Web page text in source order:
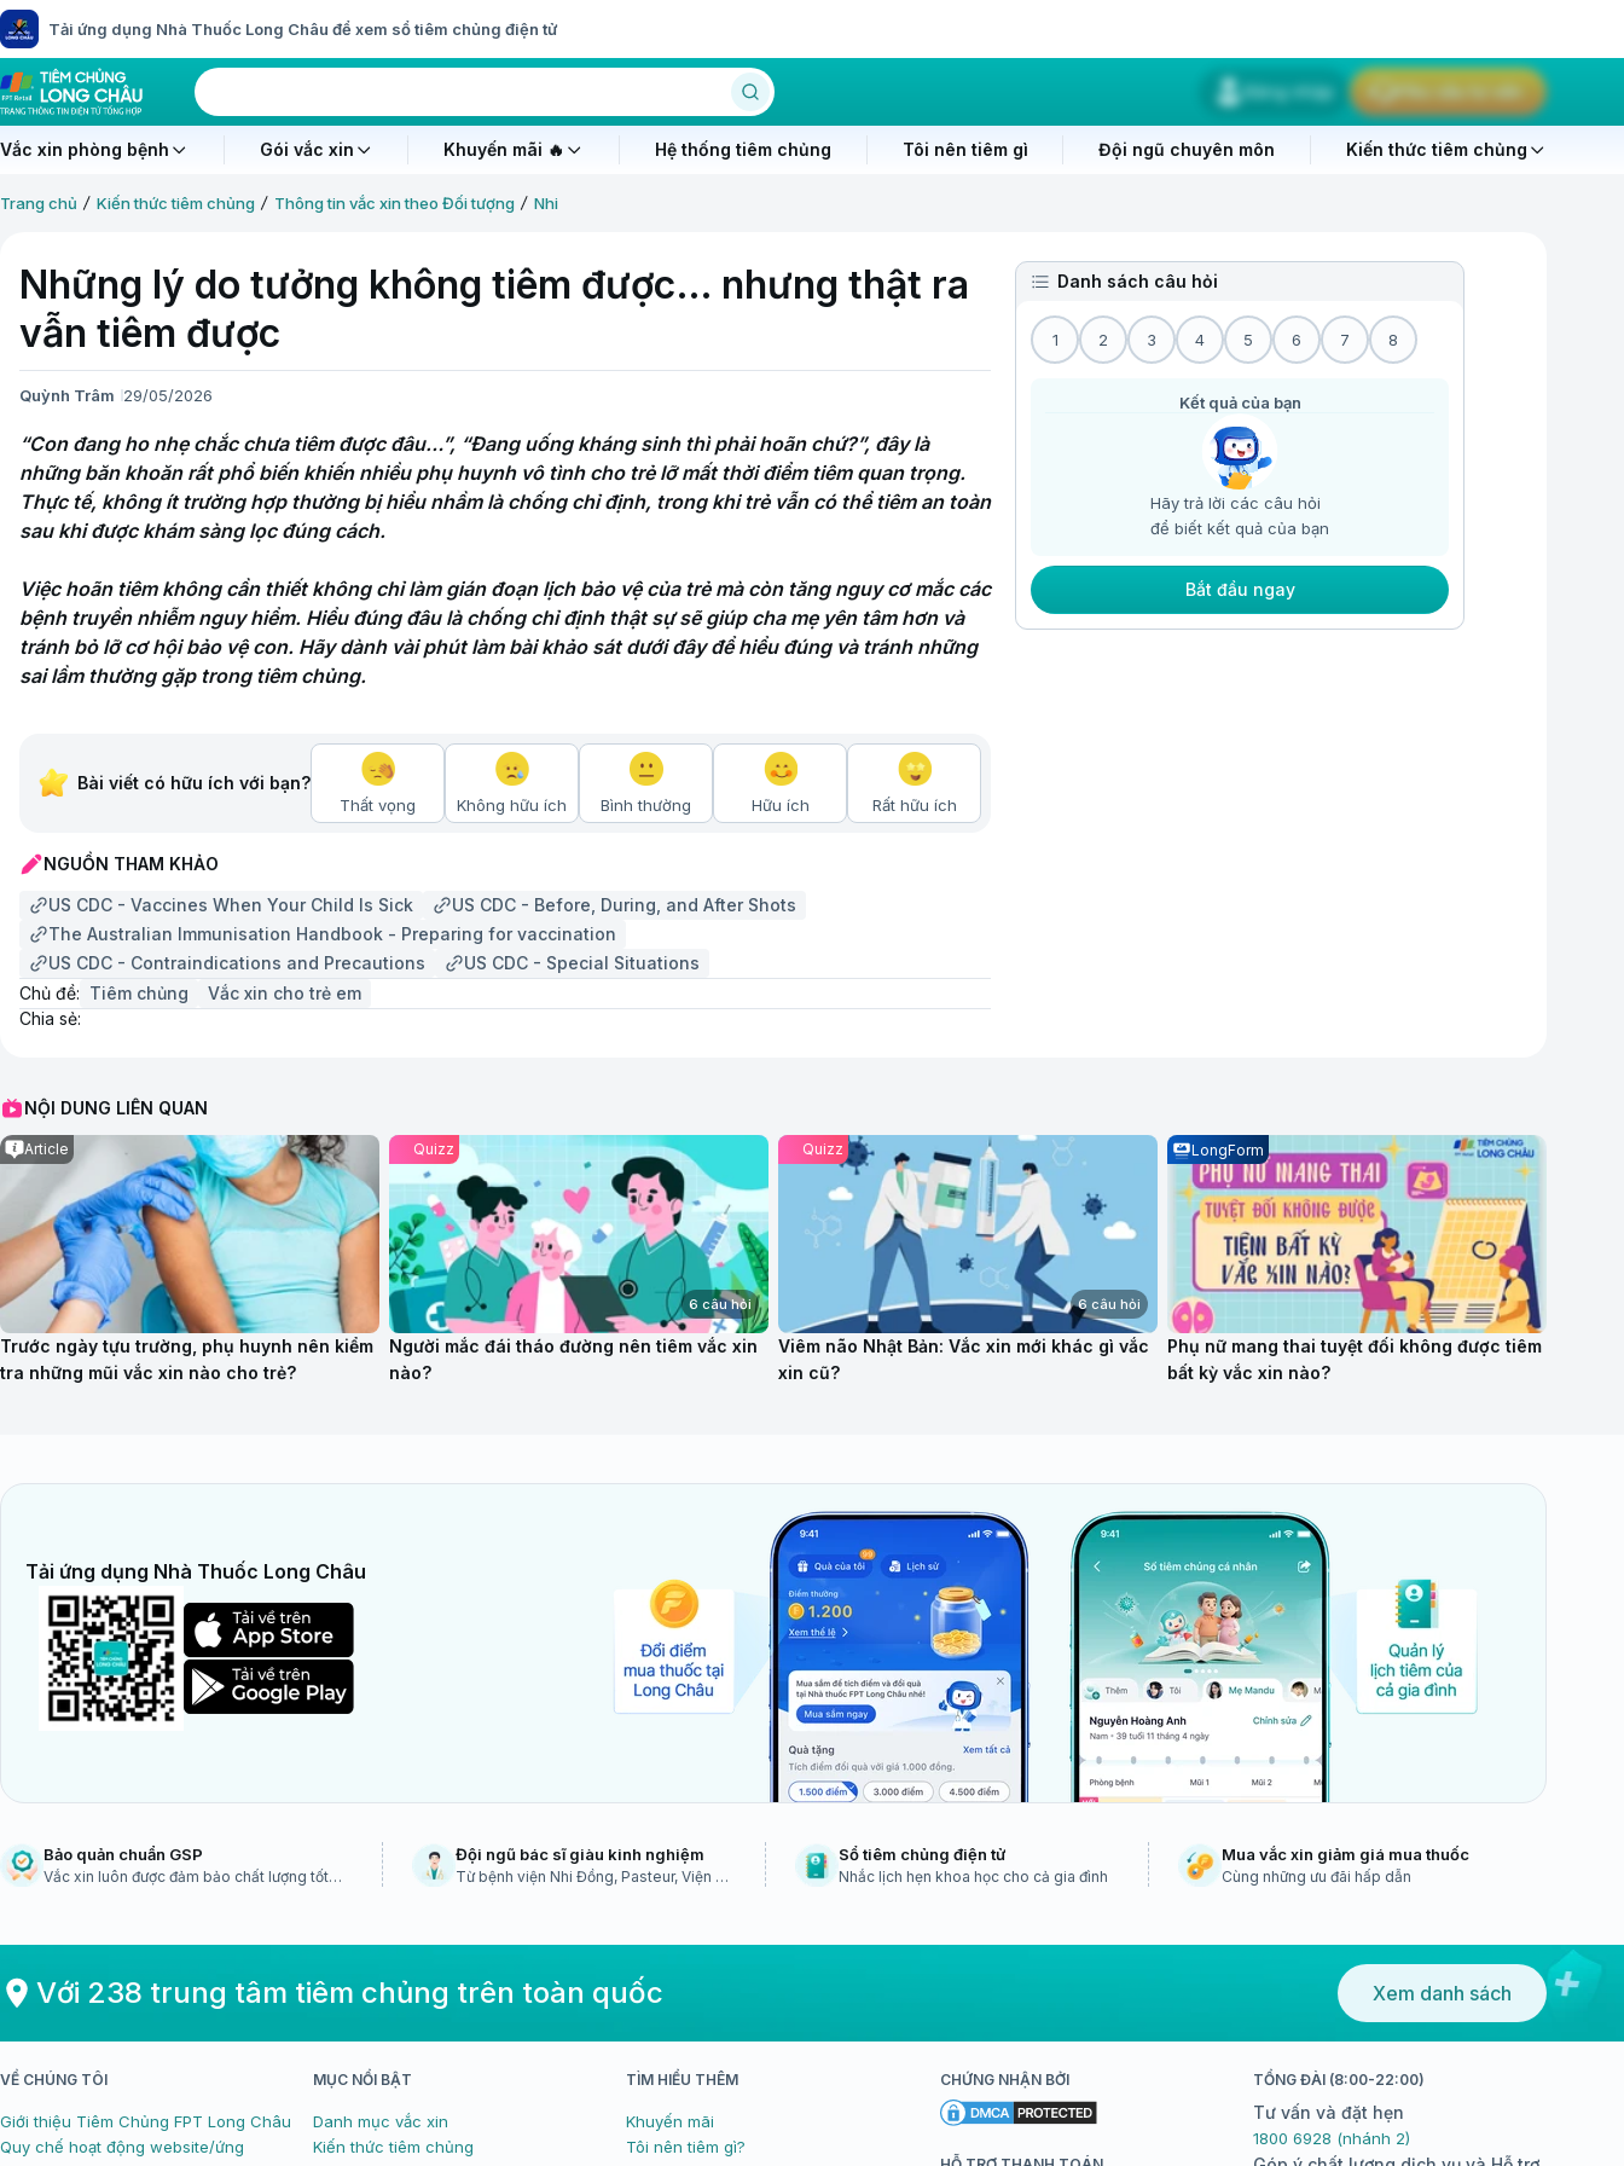
Tải ứng dụng Nhà Thuốc Long Châu để xem sổ tiêm chủng điện tử
Đăng nhập Yêu cầu tư vấn
Vắc xin phòng bệnh Gói vắc xin Khuyến mãi 🔥 Hệ thống tiêm chủng Tôi nên tiêm gì Đội ngũ chuyên môn Kiến thức tiêm chủng
Trang chủ Kiến thức tiêm chủng Thông tin vắc xin theo Đối tượng Nhi
Những lý do tưởng không tiêm được… nhưng thật ra
vẫn tiêm được
Quỳnh Trâm 29/05/2026
“Con đang ho nhẹ chắc chưa tiêm được đâu…”, “Đang uống kháng sinh thì phải hoãn chứ?”, đây là
những băn khoăn rất phổ biến khiến nhiều phụ huynh vô tình cho trẻ lỡ mất thời điểm tiêm quan trọng.
Thực tế, không ít trường hợp thường bị hiểu nhầm là chống chỉ định, trong khi trẻ vẫn có thể tiêm an toàn
sau khi được khám sàng lọc đúng cách.
Việc hoãn tiêm không cần thiết không chỉ làm gián đoạn lịch bảo vệ của trẻ mà còn tăng nguy cơ mắc các
bệnh truyền nhiễm nguy hiểm. Hiểu đúng đâu là chống chỉ định thật sự sẽ giúp cha mẹ yên tâm hơn và
tránh bỏ lỡ cơ hội bảo vệ con. Hãy dành vài phút làm bài khảo sát dưới đây để hiểu đúng và tránh những
sai lầm thường gặp trong tiêm chủng.
Danh sách câu hỏi
1 2 3 4 5 6 7 8
Kết quả của bạn
Hãy trả lời các câu hỏi
để biết kết quả của bạn
Bắt đầu ngay
Bài viết có hữu ích với bạn?
Thất vọng Không hữu ích Bình thường Hữu ích Rất hữu ích
NGUỒN THAM KHẢO
US CDC - Vaccines When Your Child Is Sick
US CDC - Before, During, and After Shots
The Australian Immunisation Handbook - Preparing for vaccination
US CDC - Contraindications and Precautions
US CDC - Special Situations
Chủ đề: Tiêm chủng
Vắc xin cho trẻ em
Chia sẻ:
NỘI DUNG LIÊN QUAN
Article
Trước ngày tựu trường, phụ huynh nên kiểm
tra những mũi vắc xin nào cho trẻ?
Quizz
6 câu hỏi
Người mắc đái tháo đường nên tiêm vắc xin
nào?
Quizz
6 câu hỏi
Viêm não Nhật Bản: Vắc xin mới khác gì vắc
xin cũ?
LongForm
Phụ nữ mang thai tuyệt đối không được tiêm
bất kỳ vắc xin nào?
Tải ứng dụng Nhà Thuốc Long Châu
Bảo quản chuẩn GSP
Vắc xin luôn được đảm bảo chất lượng tốt
Đội ngũ bác sĩ giàu kinh nghiệm
Từ bệnh viện Nhi Đồng, Pasteur, Viện vệ
Sổ tiêm chủng điện tử
Nhắc lịch hẹn khoa học cho cả gia đình
Mua vắc xin giảm giá mua thuốc
Cùng những ưu đãi hấp dẫn
Với 238 trung tâm tiêm chủng trên toàn quốc Xem danh sách
VỀ CHÚNG TÔI
Giới thiệu Tiêm Chủng FPT Long Châu
Quy chế hoạt động website/ứng
MỤC NỔI BẬT
Danh mục vắc xin
Kiến thức tiêm chủng
TÌM HIỂU THÊM
Khuyến mãi
Tôi nên tiêm gì?
CHỨNG NHẬN BỞI TỔNG ĐÀI (8:00-22:00)
Tư vấn và đặt hẹn
1800 6928 (nhánh 2)